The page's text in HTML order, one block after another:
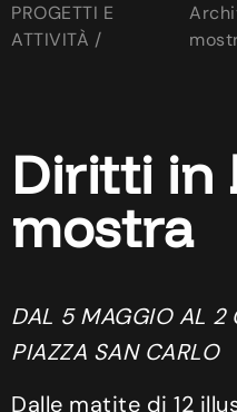
PROGETTI E
ATTIVITÀ /
Diritti in
mostra
DAL 5 MAGGIO AL
PIAZZA SAN CARLO
Dalle matite di 12